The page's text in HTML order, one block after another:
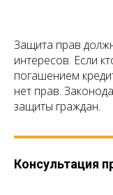
Защита прав
интересов. Если
погашением
нет прав.
защиты граждан.
Консультация